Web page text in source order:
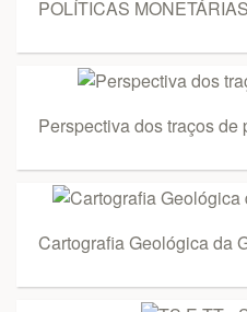
POLÍTICAS MONETÁRIAS
Perspectiva dos traços de
Cartografia Geológica da